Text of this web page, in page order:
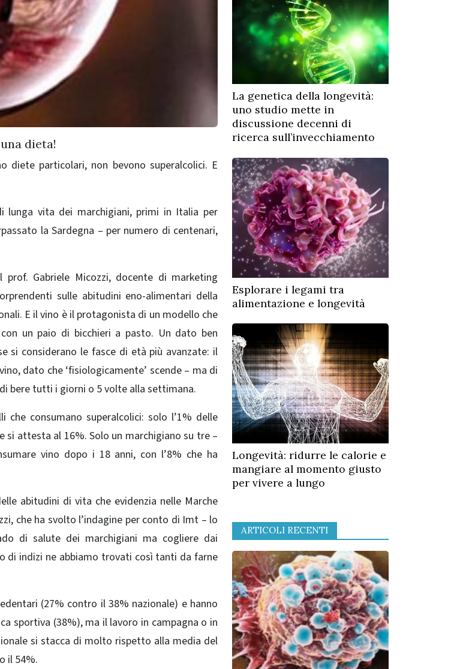
dieta!
diete particolari, non bevono superalcolici. E
lunga vita dei marchigiani, primi in Italia per
la Sardegna – per numero di centenari,
prof. Gabriele Micozzi, docente di marketing
sulle abitudini eno-alimentari della
E il vino è il protagonista di un modello che
un paio di bicchieri a pasto. Un dato ben
si considerano le fasce di età più avanzate: il
dato che ‘fisiologicamente’ scende – ma di
bere tutti i giorni o 5 volte alla settimana.
consumano superalcolici: solo l’1% delle
si attesta al 16%. Solo un marchigiano su tre –
vino dopo i 18 anni, con l’8% che ha
abitudini di vita che evidenzia nelle Marche
che ha svolto l’indagine per conto di Imt – lo
di salute dei marchigiani ma cogliere dai
di indizi ne abbiamo trovati così tanti da farne
(27% contro il 38% nazionale) e hanno
sportiva (38%), ma il lavoro in campagna o in
si stacca di molto rispetto alla media del
il 54%.
La genetica della longevità:
uno studio mette in
discussione decenni di
ricerca sull’invecchiamento
Esplorare i legami tra
alimentazione e longevità
Longevità: ridurre le calorie e
mangiare al momento giusto
per vivere a lungo
ARTICOLI RECENTI